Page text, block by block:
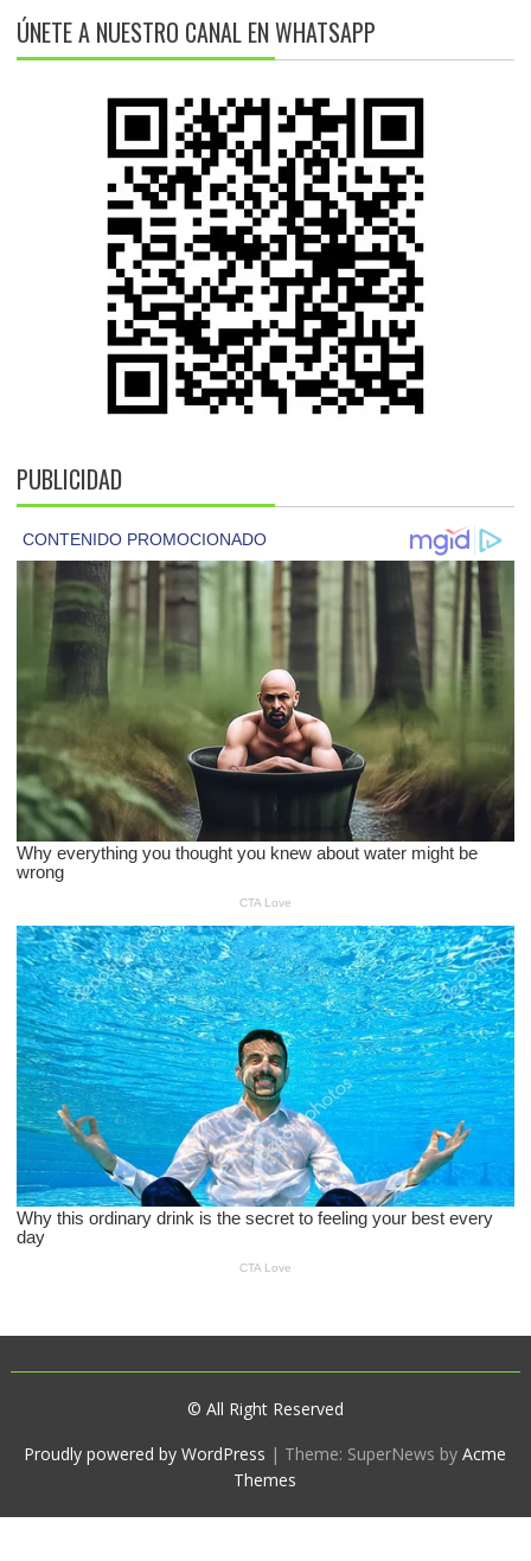
ÚNETE A NUESTRO CANAL EN WHATSAPP
PUBLICIDAD
© All Right Reserved
Proudly powered by WordPress | Theme: SuperNews byAcme
Themes